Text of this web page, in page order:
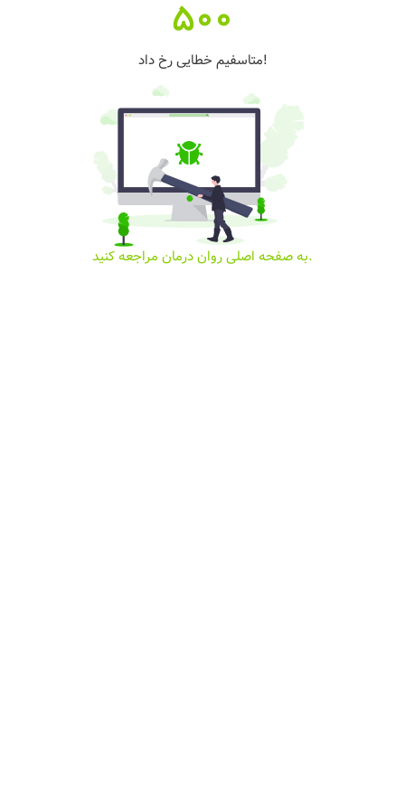
500
متاسفیم خطایی رخ داد!
به صفحه اصلی روان درمان مراجعه کنید.